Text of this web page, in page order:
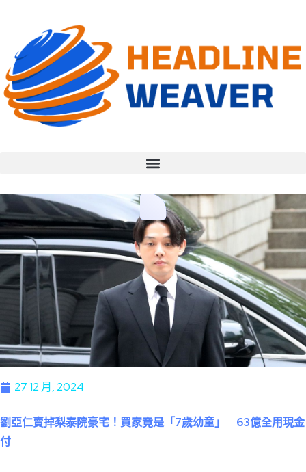
27 12 月, 2024
劉亞仁賣掉梨泰院豪宅！買家竟是「7歲幼童」 63億全用現金
付